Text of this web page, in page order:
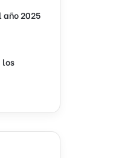
2025
los